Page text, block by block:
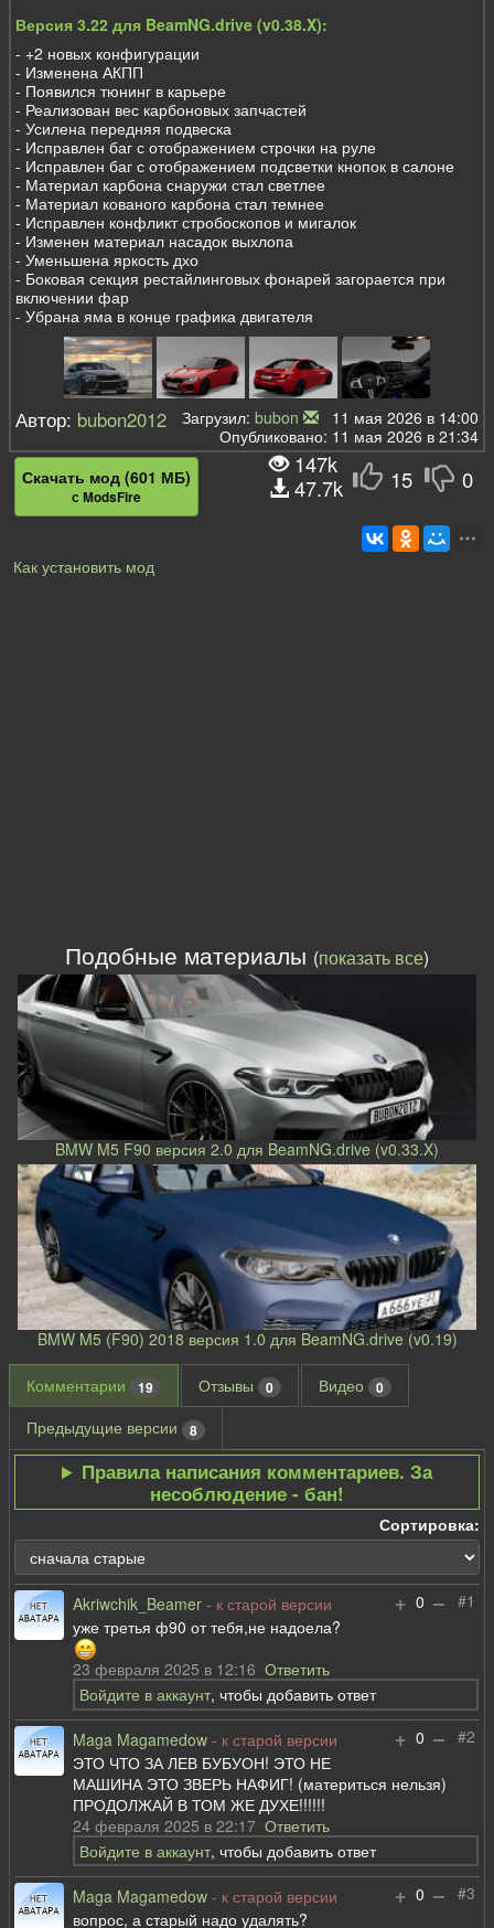
Версия 3.22 для BeamNG.drive (v0.38.X):
- +2 новых конфигурации
- Изменена АКПП
- Появился тюнинг в карьере
- Реализован вес карбоновых запчастей
- Усилена передняя подвеска
- Исправлен баг с отображением строчки на руле
- Исправлен баг с отображением подсветки кнопок в салоне
- Материал карбона снаружи стал светлее
- Материал кованого карбона стал темнее
- Исправлен конфликт стробоскопов и мигалок
- Изменен материал насадок выхлопа
- Уменьшена яркость дхо
- Боковая секция рестайлинговых фонарей загорается при
включении фар
- Убрана яма в конце графика двигателя
Автор: bubon2012 Загрузил: bubon
11 мая 2026 в 14:00
Опубликовано: 11 мая 2026 в 21:34
15 0
Скачать мод (601 МБ)
с ModsFire
147k
47.7k
Как установить мод
Подобные материалы (показать все)
BMW M5 F90 версия 2.0 для BeamNG.drive (v0.33.X)
BMW M5 (F90) 2018 версия 1.0 для BeamNG.drive (v0.19)
Комментарии 19 Отзывы 0 Видео 0
Предыдущие версии 8
Правила написания комментариев. За
несоблюдение - бан!
Сортировка:
#1
+ 0 –
Akriwchik_Beamer - к старой версии
уже третья ф90 от тебя,не надоела?
23 февраля 2025 в 12:16Ответить
Войдите в аккаунт, чтобы добавить ответ
#2
+ 0 –
Maga Magamedow - к старой версии
ЭТО ЧТО ЗА ЛЕВ БУБУОН! ЭТО НЕ
МАШИНА ЭТО ЗВЕРЬ НАФИГ! (материться нельзя)
ПРОДОЛЖАЙ В ТОМ ЖЕ ДУХЕ!!!!!!
24 февраля 2025 в 22:17Ответить
Войдите в аккаунт, чтобы добавить ответ
#3
+ 0 –
Maga Magamedow - к старой версии
вопрос, а старый надо удалять?